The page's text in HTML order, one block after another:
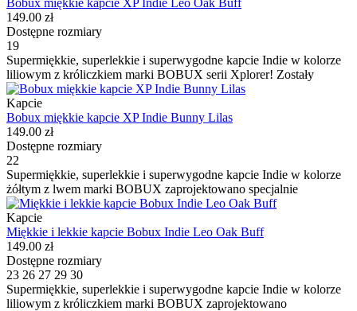
149.00 zł
Dostępne rozmiary
19
Supermiękkie, superlekkie i superwygodne kapcie Indie w kolorze
liliowym z króliczkiem marki BOBUX serii Xplorer! Zostały
Kapcie
Bobux miękkie kapcie XP Indie Bunny Lilas
149.00 zł
Dostępne rozmiary
22
Supermiękkie, superlekkie i superwygodne kapcie Indie w kolorze
żółtym z lwem marki BOBUX zaprojektowano specjalnie
Kapcie
Miękkie i lekkie kapcie Bobux Indie Leo Oak Buff
149.00 zł
Dostępne rozmiary
23 26 27 29 30
Supermiękkie, superlekkie i superwygodne kapcie Indie w kolorze
liliowym z króliczkiem marki BOBUX zaprojektowano